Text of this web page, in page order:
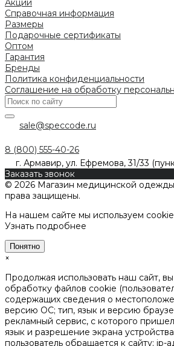
Справочная информация
Размеры
Подарочные сертификаты
Оптом
Гарантия
Бренды
Политика конфиденциальности
Соглашение на обработку
sale@speccode.ru
8 (800) 555-40-26
г. Армавир, ул. Ефремова, 31/33
Заказать звонок
© 2026 Магазин медицинской
права защищены.
На нашем сайте мы используем
Узнать подробнее
Понятно
×
Продолжая использовать наш сайт,
обработку файлов cookie
содержащих сведения о
версию ОС; тип, язык и версию
рекламный сервис, с которого пришел
язык и разрешение экрана
пользователь обращается к сайту; ip-